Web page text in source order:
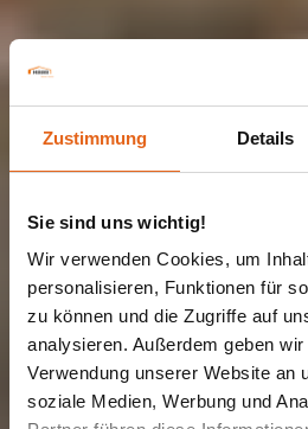
Zustimmung Details
Sie sind uns wichtig!
Wir verwenden Cookies, um
personalisieren, Funktionen für
zu können und die Zugriffe auf
analysieren. Außerdem geben
Verwendung unserer Website an
soziale Medien, Werbung und
EINFAMILIENHAUS | MUSTERHÄUSER